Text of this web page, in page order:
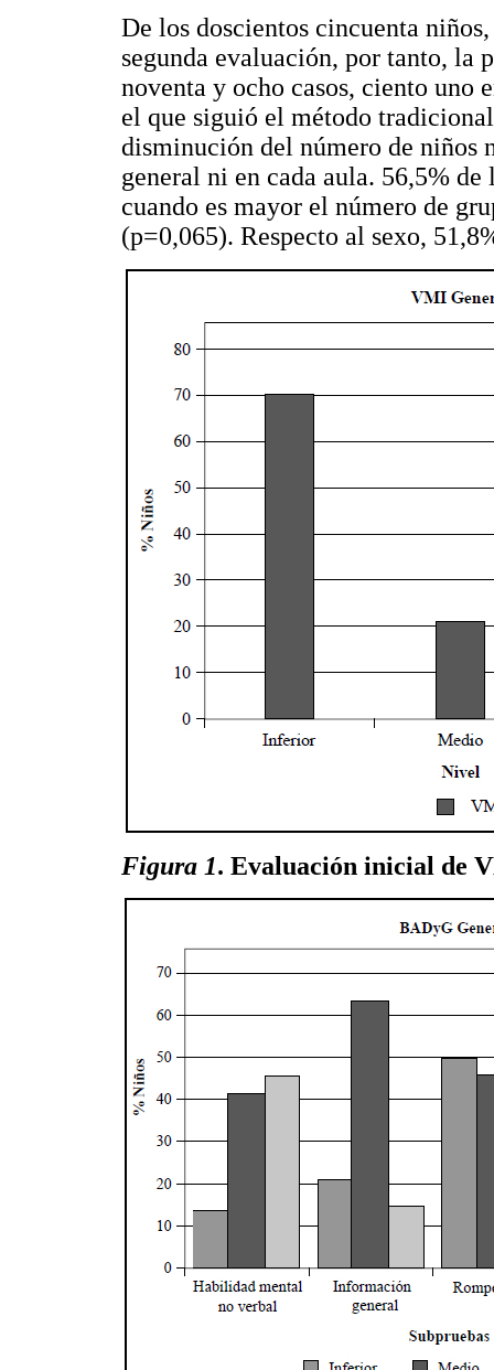
De los doscientos cincuenta
segunda evaluación, por tanto, la
noventa y ocho casos, ciento uno
el que siguió el método
disminución del número de niños
general ni en cada aula. 56,5%
cuando es mayor el número de
(p=0,065). Respecto al sexo,
Figura 1. Evaluación inicial de